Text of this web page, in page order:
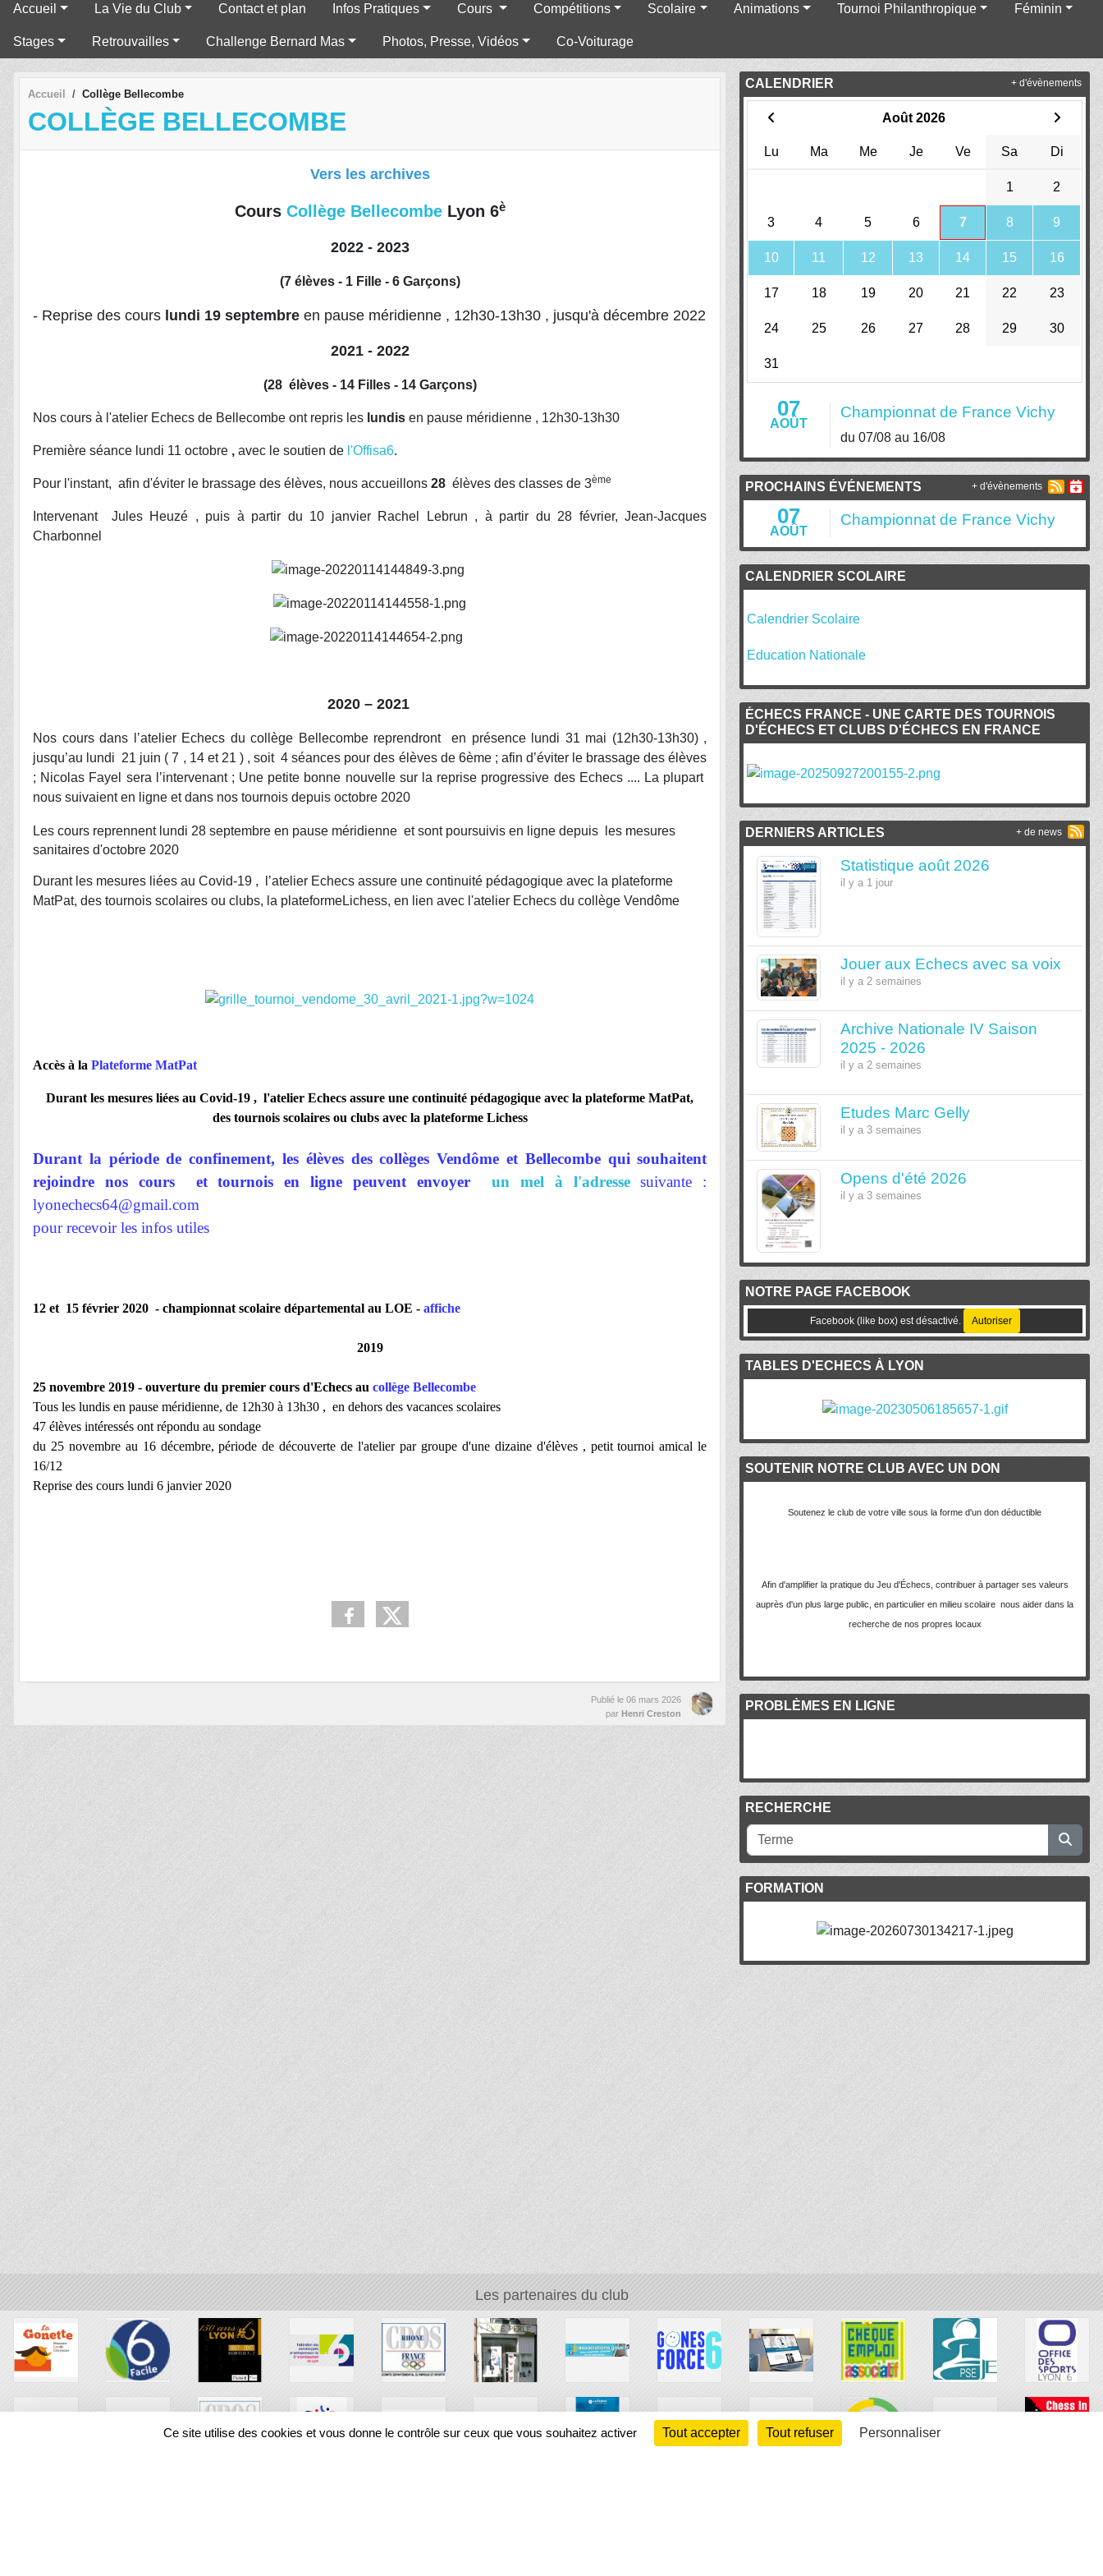
Accueil La Vie du Club Contact et plan Infos Pratiques Cours Compétitions Scolaire Animations Tournoi Philanthropique Féminin
Stages Retrouvailles Challenge Bernard Mas Photos, Presse, Vidéos Co-Voiturage
Accueil Collège Bellecombe
COLLÈGE BELLECOMBE
Vers les archives
Cours Collège Bellecombe Lyon 6è
2022 - 2023
(7 élèves - 1 Fille - 6 Garçons)
- Reprise des cours lundi 19 septembre en pause méridienne , 12h30-13h30 , jusqu'à décembre 2022
2021 - 2022
(28 élèves - 14 Filles - 14 Garçons)
Nos cours à l'atelier Echecs de Bellecombe ont repris les lundis en pause méridienne , 12h30-13h30
Première séance lundi 11 octobre , avec le soutien de l'Offisa6.
Pour l'instant, afin d'éviter le brassage des élèves, nous accueillons 28 élèves des classes de 3ème
Intervenant Jules Heuzé , puis à partir du 10 janvier Rachel Lebrun , à partir du 28 février, Jean-Jacques
Charbonnel
2020 – 2021
Nos cours dans l’atelier Echecs du collège Bellecombe reprendront en présence lundi 31 mai (12h30-13h30) ,
jusqu’au lundi 21 juin ( 7 , 14 et 21 ) , soit 4 séances pour des élèves de 6ème ; afin d’éviter le brassage des élèves
; Nicolas Fayel sera l’intervenant ; Une petite bonne nouvelle sur la reprise progressive des Echecs .... La plupart
nous suivaient en ligne et dans nos tournois depuis octobre 2020
Les cours reprennent lundi 28 septembre en pause méridienne et sont poursuivis en ligne depuis les mesures
sanitaires d'octobre 2020
Durant les mesures liées au Covid-19 , l’atelier Echecs assure une continuité pédagogique avec la plateforme
MatPat, des tournois scolaires ou clubs, la plateformeLichess, en lien avec l'atelier Echecs du collège Vendôme
Accès à la Plateforme MatPat
Durant les mesures liées au Covid-19 , l'atelier Echecs assure une continuité pédagogique avec la plateforme MatPat,
des tournois scolaires ou clubs avec la plateforme Lichess
Durant la période de confinement, les élèves des collèges Vendôme et Bellecombe qui souhaitent
rejoindre nos cours et tournois en ligne peuvent envoyer un mel à l'adressesuivante :
lyonechecs64@gmail.com
pour recevoir les infos utiles
12 et 15 février 2020 - championnat scolaire départemental au LOE - affiche
2019
25 novembre 2019 - ouverture du premier cours d'Echecs au collège Bellecombe
Tous les lundis en pause méridienne, de 12h30 à 13h30 , en dehors des vacances scolaires
47 élèves intéressés ont répondu au sondage
du 25 novembre au 16 décembre, période de découverte de l'atelier par groupe d'une dizaine d'élèves , petit tournoi amical le
16/12
Reprise des cours lundi 6 janvier 2020
Publié le06 mars 2026
par Henri Creston
CALENDRIER
Août 2026
Lu Ma Me Je Ve Sa Di
1 2
3 4 5 6 7 8 9
10 11 12 13 14 15 16
17 18 19 20 21 22 23
24 25 26 27 28 29 30
31
07
AOÛT
Championnat de France Vichy
du 07/08 au 16/08
+ d'évènements
PROCHAINS ÉVÉNEMENTS
07
AOÛT
Championnat de France Vichy
+ d'évènements
CALENDRIER SCOLAIRE
Calendrier Scolaire
Education Nationale
ÉCHECS FRANCE - UNE CARTE DES TOURNOIS
D'ÉCHECS ET CLUBS D'ÉCHECS EN FRANCE
DERNIERS ARTICLES
Statistique août 2026
il y a 1 jour
Jouer aux Echecs avec sa voix
il y a 2 semaines
Archive Nationale IV Saison
2025 - 2026
il y a 2 semaines
Etudes Marc Gelly
il y a 3 semaines
Opens d'été 2026
il y a 3 semaines
+ de news
NOTRE PAGE FACEBOOK
Facebook (like box) est désactivé. Autoriser
TABLES D'ECHECS À LYON
SOUTENIR NOTRE CLUB AVEC UN DON
Soutenez le club de votre ville sous la forme d'un don déductible
Afin d'amplifier la pratique du Jeu d'Échecs, contribuer à partager ses valeurs
auprès d'un plus large public, en particulier en milieu scolaire nous aider dans la
recherche de nos propres locaux
PROBLÈMES EN LIGNE
RECHERCHE
FORMATION
Les partenaires du club
Ce site utilise des cookies et vous donne le contrôle sur ceux que vous souhaitez activer Tout accepter Tout refuser Personnaliser